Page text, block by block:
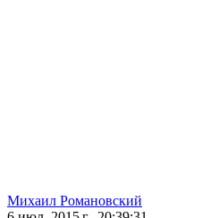
Михаил Романовский